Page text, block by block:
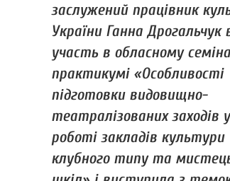
заслужений працівник
України Ганна Дрогальчук
участь в обласному
практикумі «Особливості
підготовки видовищно-
театралізованих заходів у
роботі закладів культури
клубного типу та